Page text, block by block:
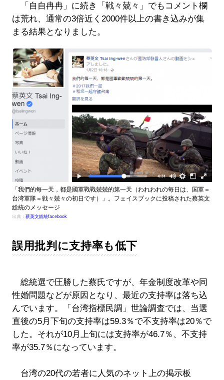
「自自冉冉」に続き「戦々兢々」でもコメント欄
は荒れ、通常の3倍近く2000件以上の書き込みが集
まる結果となりました。
「我們的每一天，都是國軍戰戰兢兢的第一天（われわれの毎日は、国軍＝
台湾軍隊＝戦々兢々の初日です）」。フェイスブックに投稿された蔡英文
総統のメッセージ
出典： 蔡英文総統facebook
誤用批判に支持率も低下
総統選で圧勝した蔡氏ですが、年金制度改革や同
性婚問題などが原因となり、最近の支持率は落ち込
んでいます。「台湾指標民調」世論調査では、当選
直後の5月下旬の支持率は59.3％で不支持率は20％で
した。それが10月上旬には支持率が46.7％、不支持
率が35.7％になっています。
台湾の20代の若者に人気のネット上の掲示板